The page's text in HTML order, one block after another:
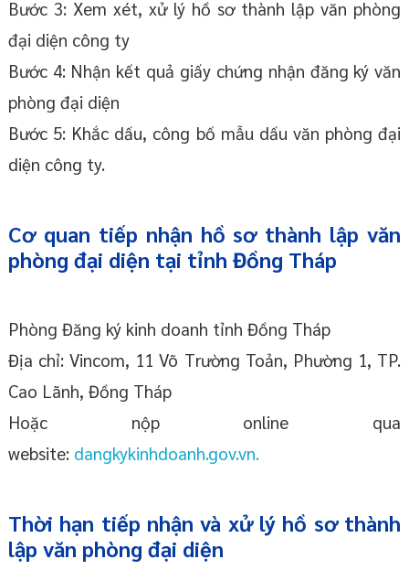
Bước 3: Xem xét, xử lý hồ sơ thành lập văn phòng
đại diện công ty
Bước 4: Nhận kết quả giấy chứng nhận đăng ký văn
phòng đại diện
Bước 5: Khắc dấu, công bố mẫu dấu văn phòng đại
diện công ty.
Cơ quan tiếp nhận hồ sơ thành lập văn
phòng đại diện tại tỉnh Đồng Tháp
Phòng Đăng ký kinh doanh tỉnh Đồng Tháp
Địa chỉ: Vincom, 11 Võ Trường Toản, Phường 1, TP.
Cao Lãnh, Đồng Tháp
Hoặc nộp online qua
website: dangkykinhdoanh.gov.vn.
Thời hạn tiếp nhận và xử lý hồ sơ thành
lập văn phòng đại diện